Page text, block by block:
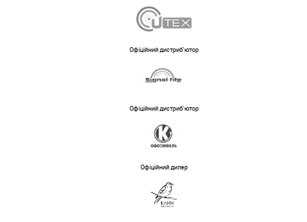
Офіційний дистриб'ютор
Офіційний дистриб'ютор
Офіційний дилер